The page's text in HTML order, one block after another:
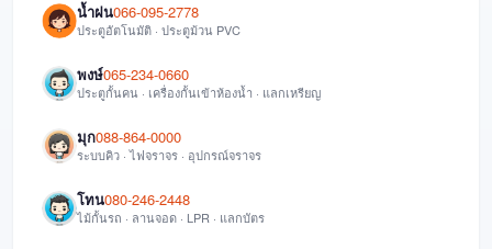
น้ำฝน066-095-2778
ประตูอัตโนมัติ · ประตูม้วน PVC
พงษ์065-234-0660
ประตูกั้นคน · เครื่องกั้นเข้าห้องน้ำ · แลกเหรียญ
มุก088-864-0000
ระบบคิว · ไฟจราจร · อุปกรณ์จราจร
โทน080-246-2448
ไม้กั้นรถ · ลานจอด · LPR · แลกบัตร